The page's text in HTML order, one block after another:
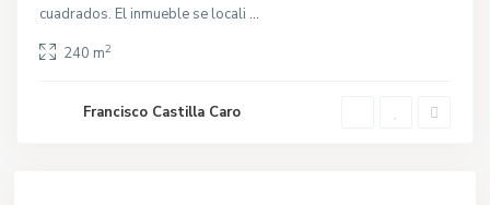
cuadrados. El inmueble se locali ...
240 m2
Francisco Castilla Caro